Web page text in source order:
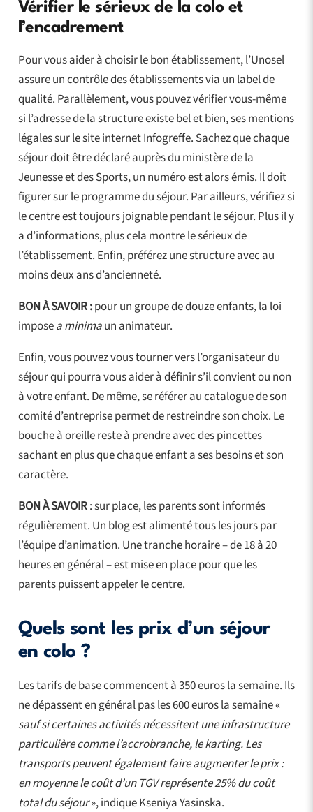
Vérifier le sérieux de la colo et
l’encadrement
Pour vous aider à choisir le bon établissement, l’Unosel
assure un contrôle des établissements via un label de
qualité. Parallèlement, vous pouvez vérifier vous-même
si l’adresse de la structure existe bel et bien, ses mentions
légales sur le site internet Infogreffe. Sachez que chaque
séjour doit être déclaré auprès du ministère de la
Jeunesse et des Sports, un numéro est alors émis. Il doit
figurer sur le programme du séjour. Par ailleurs, vérifiez si
le centre est toujours joignable pendant le séjour. Plus il y
a d’informations, plus cela montre le sérieux de
l’établissement. Enfin, préférez une structure avec au
moins deux ans d’ancienneté.
BON À SAVOIR :pour un groupe de douze enfants, la loi
imposea minimaun animateur.
Enfin, vous pouvez vous tourner vers l’organisateur du
séjour qui pourra vous aider à définir s’il convient ou non
à votre enfant. De même, se référer au catalogue de son
comité d’entreprise permet de restreindre son choix. Le
bouche à oreille reste à prendre avec des pincettes
sachant en plus que chaque enfant a ses besoins et son
caractère.
BON À SAVOIR: sur place, les parents sont informés
régulièrement. Un blog est alimenté tous les jours par
l’équipe d’animation. Une tranche horaire – de 18 à 20
heures en général – est mise en place pour que les
parents puissent appeler le centre.
Quels sont les prix d’un séjour
en colo ?
Les tarifs de base commencent à 350 euros la semaine. Ils
ne dépassent en général pas les 600 euros la semaine «
sauf si certaines activités nécessitent une infrastructure
particulière comme l’accrobranche, le karting. Les
transports peuvent également faire augmenter le prix :
en moyenne le coût d’un TGV représente 25% du coût
total du séjour», indique Kseniya Yasinska.